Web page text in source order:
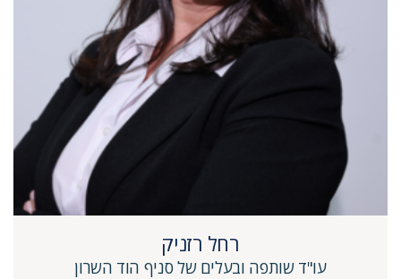
רחל רזניק
עו"ד שותפה ובעלים של סניף הוד השרון